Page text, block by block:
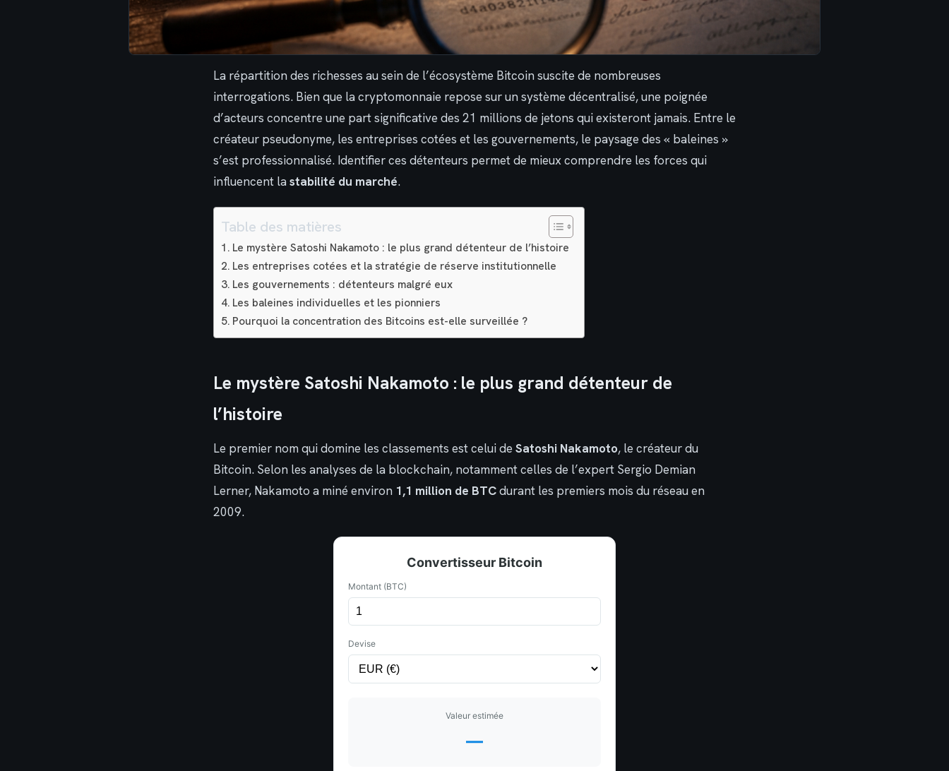
La répartition des richesses au sein de l’écosystème Bitcoin suscite de nombreuses
interrogations. Bien que la cryptomonnaie repose sur un système décentralisé, une poignée
d’acteurs concentre une part significative des 21 millions de jetons qui existeront jamais. Entre le
créateur pseudonyme, les entreprises cotées et les gouvernements, le paysage des « baleines »
s’est professionnalisé. Identifier ces détenteurs permet de mieux comprendre les forces qui
influencent lastabilité du marché.
Table des matières
Le mystère Satoshi Nakamoto : le plus grand détenteur de l’histoire
Les entreprises cotées et la stratégie de réserve institutionnelle
Les gouvernements : détenteurs malgré eux
Les baleines individuelles et les pionniers
Pourquoi la concentration des Bitcoins est-elle surveillée ?
Le mystère Satoshi Nakamoto : le plus grand détenteur de
l’histoire
Le premier nom qui domine les classements est celui de Satoshi Nakamoto, le créateur du
Bitcoin. Selon les analyses de la blockchain, notamment celles de l’expert Sergio Demian
Lerner, Nakamoto a miné environ 1,1 million de BTCdurant les premiers mois du réseau en
2009.
Convertisseur Bitcoin
Montant (BTC)
Devise
Valeur estimée
—